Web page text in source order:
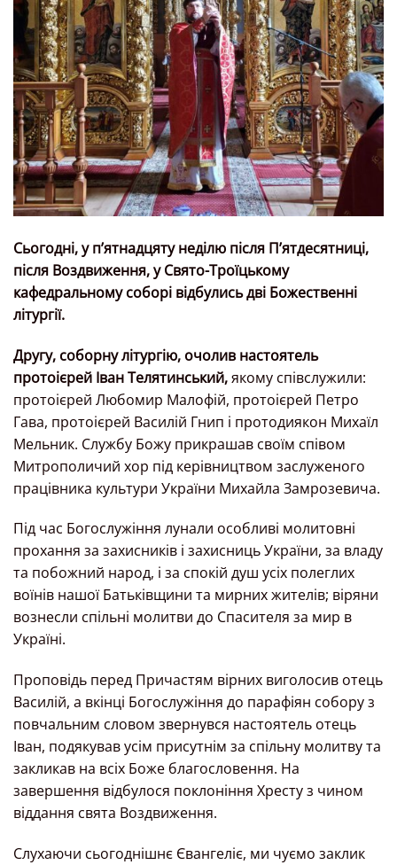
Сьогодні, у пʼятнадцяту неділю після Пʼятдесятниці,
після Воздвиження, у Свято-Троїцькому
кафедральному соборі відбулись дві Божественні
літургії.
Другу, соборну літургію, очолив настоятель
протоієрей Іван Телятинський,якому співслужили:
протоієрей Любомир Малофій, протоієрей Петро
Гава, протоієрей Василій Гнип і протодиякон Михаїл
Мельник. Службу Божу прикрашав своїм співом
Митрополичий хор під керівництвом заслуженого
працівника культури України Михайла Замрозевича.
Під час Богослужіння лунали особливі молитовні
прохання за захисників і захисниць України, за владу
та побожний народ, і за спокій душ усіх полеглих
воїнів нашої Батьківщини та мирних жителів; віряни
вознесли спільні молитви до Спасителя за мир в
Україні.
Проповідь перед Причастям вірних виголосив отець
Василій, а вкінці Богослужіння до парафіян собору з
повчальним словом звернувся настоятель отець
Іван, подякував усім присутнім за спільну молитву та
закликав на всіх Боже благословення. На
завершення відбулося поклоніння Хресту з чином
віддання свята Воздвиження.
Слухаючи сьогоднішнє Євангеліє, ми чуємо заклик